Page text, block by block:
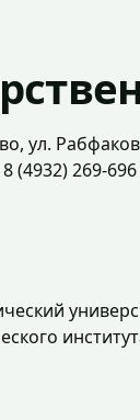
ул.
(4932) 269-696